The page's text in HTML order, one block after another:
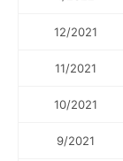
12/2021
11/2021
10/2021
9/2021